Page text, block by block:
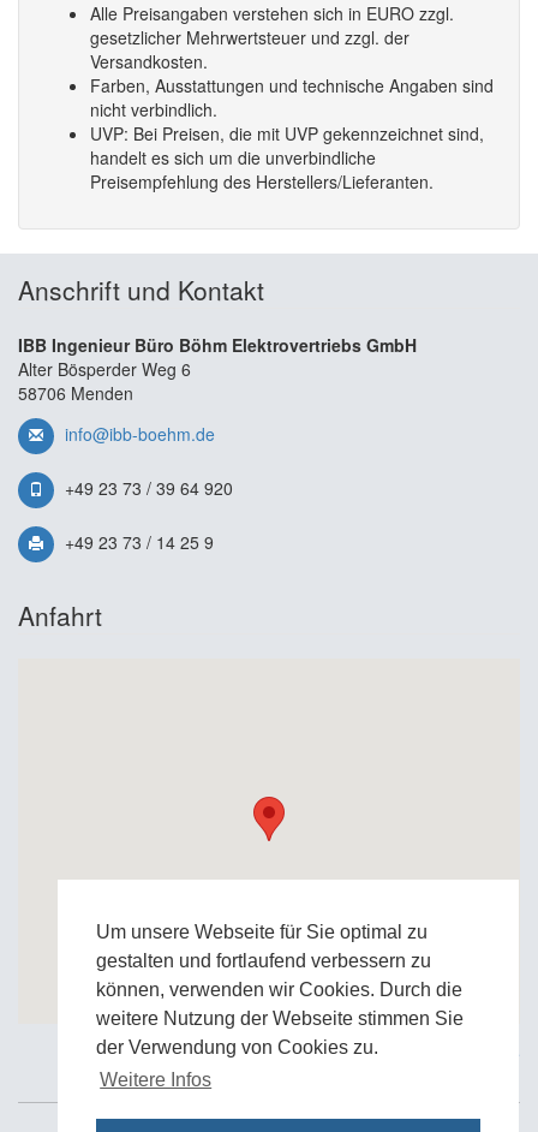
Um unsere Webseite für Sie optimal zu
gestalten und fortlaufend verbessern zu
können, verwenden wir Cookies. Durch die
weitere Nutzung der Webseite stimmen Sie
der Verwendung von Cookies zu.
Weitere Infos
Alle Preisangaben verstehen sich in EURO zzgl.
gesetzlicher Mehrwertsteuer und zzgl. der
Versandkosten.
Farben, Ausstattungen und technische Angaben sind
nicht verbindlich.
UVP: Bei Preisen, die mit UVP gekennzeichnet sind,
handelt es sich um die unverbindliche
Preisempfehlung des Herstellers/Lieferanten.
Anschrift und Kontakt
IBB Ingenieur Büro Böhm Elektrovertriebs GmbH
Alter Bösperder Weg 6
58706 Menden
info@ibb-boehm.de
+49 23 73 / 39 64 920
+49 23 73 / 14 25 9
Anfahrt
Zur Google Anfahrtskarte